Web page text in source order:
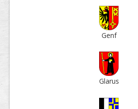
Genf
Glarus